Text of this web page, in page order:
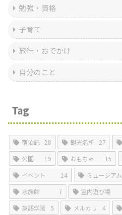
勉強・資格
子育て
旅行・おでかけ
自分のこと
Tag
宿泊記 28 観光名所 27
公園
19 おもちゃ 15
イベント
14 ミュージアム
水族館
7 室内遊び場
英語学習
5 メルカリ 4